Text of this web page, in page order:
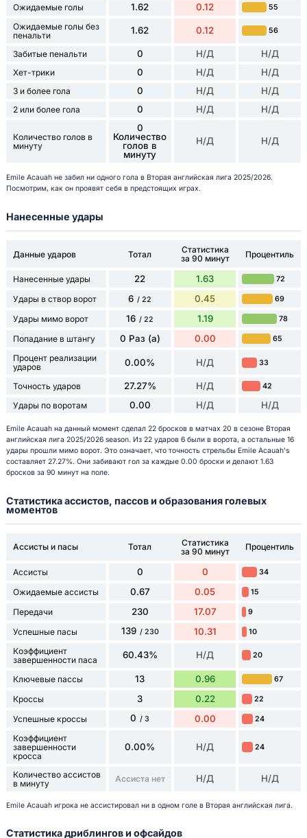
Ожидаемые голы 1.62 0.12 55
Ожидаемые голы без
пенальти
1.62 0.12 56
Забитые пенальти 0 Н/Д Н/Д
Хет-трики 0 Н/Д Н/Д
3 и более гола 0 Н/Д Н/Д
2 или более гола 0 Н/Д Н/Д
Количество голов в
минуту
0
Количество
голов в
минуту
Н/Д Н/Д
Emile Acauah не забил ни одного гола в Вторая английская лига 2025/2026.
Посмотрим, как он проявят себя в предстоящих играх.
Нанесенные удары
Данные ударов Тотал
Статистика
за 90 минут
Процентиль
Нанесенные удары 22 1.63 72
Удары в створ ворот 6 / 22 0.45 69
Удары мимо ворот 16 / 22 1.19 78
Попадание в штангу 0 Раз (а) 0.00 65
Процент реализации
ударов
0.00% Н/Д 33
Точность ударов 27.27% Н/Д 42
Удары по воротам 0.00 Н/Д Н/Д
Emile Acauah на данный момент сделал 22 бросков в матчах 20 в сезоне Вторая
английская лига 2025/2026 season. Из 22 ударов 6 были в ворота, а остальные 16
удары прошли мимо ворот. Это означает, что точность стрельбы Emile Acauah's
составляет 27.27%. Они забивают гол за каждые 0.00 броски и делают 1.63
бросков за 90 минут на поле.
Статистика ассистов, пассов и образования голевых
моментов
Ассисты и пасы Тотал
Статистика
за 90 минут
Процентиль
Ассисты 0 0 34
Ожидаемые ассисты 0.67 0.05 15
Передачи 230 17.07 9
Успешные пасы 139 / 230 10.31 10
Коэффициент
завершенности паса
60.43% Н/Д 20
Ключевые пассы 13 0.96 67
Кроссы 3 0.22 22
Успешные кроссы 0 / 3 0.00 24
Коэффициент
завершенности
кросса
0.00% Н/Д 24
Количество ассистов
в минуту
Ассиста нет Н/Д Н/Д
Emile Acauah игрока не ассистировал ни в одном голе в Вторая английская лига.
Статистика дриблингов и офсайдов